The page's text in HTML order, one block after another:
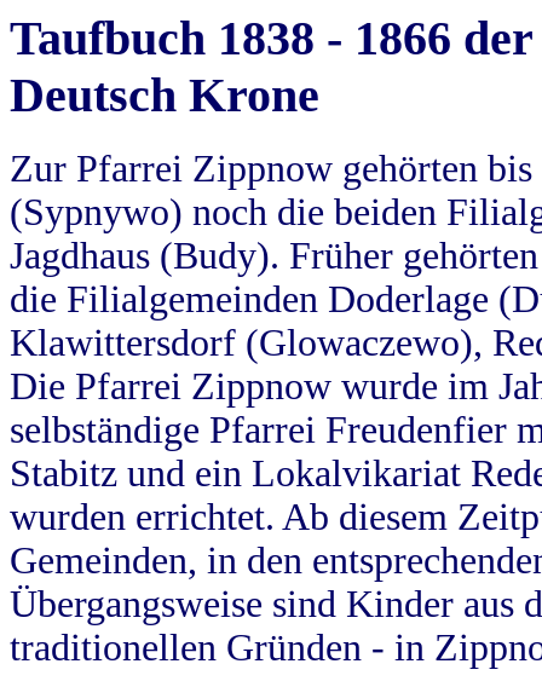
Taufbuch 1838 - 1866
Deutsch Krone
Zur Pfarrei Zippnow gehörten
(Sypnywo) noch die beiden
Jagdhaus (Budy). Früher
die Filialgemeinden Doderlage
Klawittersdorf (Glowaczewo),
Die Pfarrei Zippnow wurde im
selbständige Pfarrei Freudenfier
Stabitz und ein Lokalvikariat
wurden errichtet. Ab diesem
Gemeinden, in den
Übergangsweise sind Kinder aus
traditionellen Gründen - in